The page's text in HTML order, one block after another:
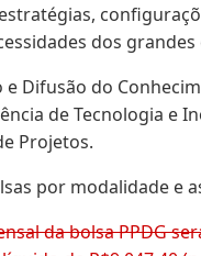
dos
e Difusão do
de Tecnologia e
Projetos.
por modalidade e
da bolsa PPDG